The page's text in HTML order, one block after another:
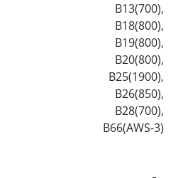
B13(700),
B18(800),
B19(800),
B20(800),
B25(1900),
B26(850),
B28(700),
B66(AWS-3)